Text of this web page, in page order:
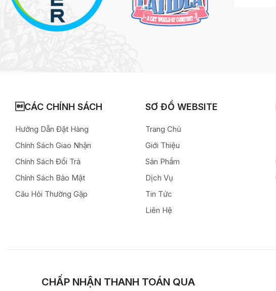
CÁC CHÍNH SÁCH
Hướng Dẫn Đặt Hàng
Chính Sách Giao Nhận
Chính Sách Đổi Trả
Chính Sách Bảo Mật
Câu Hỏi Thường Gặp
SƠ ĐỒ WEBSITE
Trang Chủ
Giới Thiệu
Sản Phẩm
Dịch Vụ
Tin Tức
Liên Hệ
CHẤP NHẬN THANH TOÁN QUA